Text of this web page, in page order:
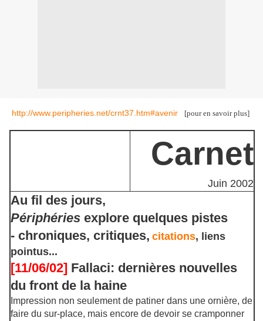
http://www.peripheries.net/crnt37.htm#avenir [pour en savoir plus]
Carnet
Juin 2002
Au fil des jours,
Périphéries explore quelques pistes
- chroniques, critiques, citations, liens
pointus...
[11/06/02] Fallaci: dernières nouvelles
du front de la haine
Impression non seulement de patiner dans une ornière, de
faire du sur-place, mais encore de devoir se cramponner